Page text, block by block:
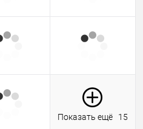
Показать ещё 15